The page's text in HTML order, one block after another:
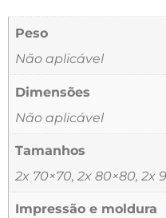
Peso
Não aplicável
Dimensões
Não aplicável
Tamanhos
2x 70×70, 2x 80×80, 2x
Impressão e moldura